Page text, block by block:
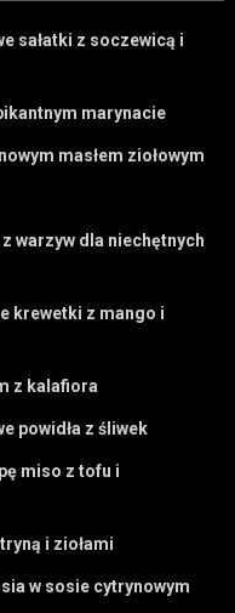
sałatki z soczewicą i
marynacie
masłem ziołowym
warzyw dla niechętnych
krewetki z mango i
z kalafiora
powidła z śliwek
miso z tofu i
i ziołami
w sosie cytrynowym